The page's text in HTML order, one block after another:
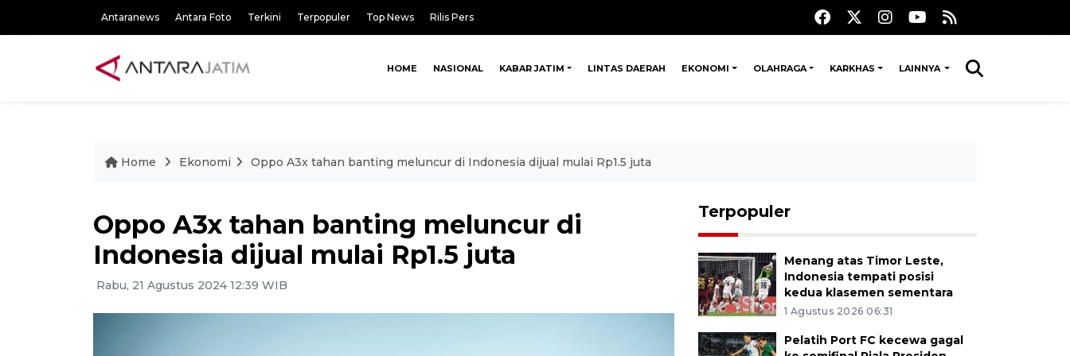
Antaranews Antara Foto Terkini Terpopuler Top News Rilis Pers
HOME NASIONAL KABAR JATIM LINTAS DAERAH EKONOMI OLAHRAGA KARKHAS LAINNYA
Home Ekonomi Oppo A3x tahan banting meluncur di Indonesia dijual mulai Rp1.5 juta
Oppo A3x tahan banting meluncur di
Indonesia dijual mulai Rp1.5 juta
Rabu, 21 Agustus 2024 12:39 WIB
Terpopuler
Menang atas Timor Leste,
Indonesia tempati posisi
kedua klasemen sementara
1 Agustus 2026 06:31
Pelatih Port FC kecewa gagal